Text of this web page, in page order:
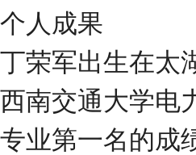
个人成果
丁荣军出生在太
西南交通大学电
专业第一名的